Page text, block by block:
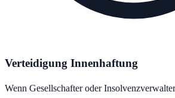
Verteidigung Innenhaftung
Wenn Gesellschafter oder